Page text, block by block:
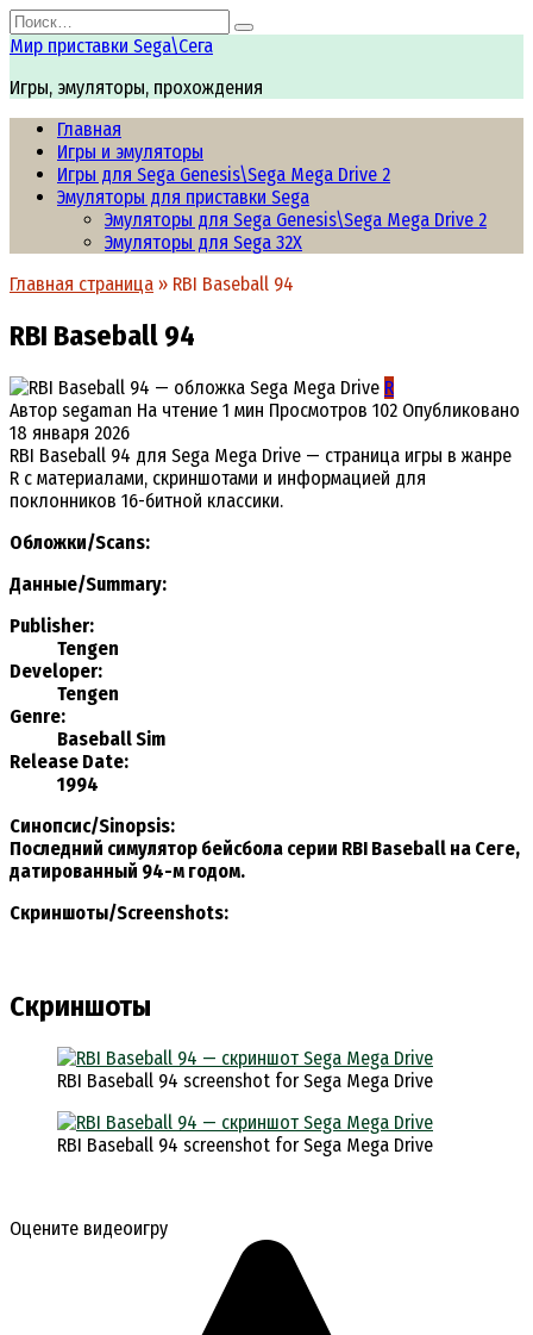
Перейти
к
содержанию
Search
for:
Мир приставки Sega\Сега
Игры, эмуляторы, прохождения
Главная
Игры и эмуляторы
Игры для Sega Genesis\Sega Mega Drive 2
Эмуляторы для приставки Sega
Эмуляторы для Sega Genesis\Sega Mega Drive 2
Эмуляторы для Sega 32X
Главная страница » RBI Baseball 94
RBI Baseball 94
R
Автор segaman На чтение 1 мин Просмотров 102 Опубликовано
18 января 2026
RBI Baseball 94 для Sega Mega Drive — страница игры в жанре
R с материалами, скриншотами и информацией для
поклонников 16-битной классики.
Обложки/Scans:
Данные/Summary:
Publisher:
Tengen
Developer:
Tengen
Genre:
Baseball Sim
Release Date:
1994
Синопсис/Sinopsis:
Последний симулятор бейсбола серии RBI Baseball на Сеге,
датированный 94-м годом.
Скриншоты/Screenshots:
Скриншоты
RBI Baseball 94 screenshot for Sega Mega Drive
RBI Baseball 94 screenshot for Sega Mega Drive
Оцените видеоигру